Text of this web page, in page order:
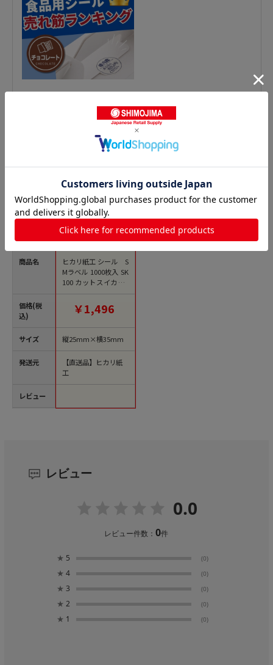
青果シールの人気商品との比較
商品名
価格(税
込)
サイズ
発送元
レビュー
ヒカリ紙工 シール S
Mラベル 1000枚入 SK
100 カットスイカ 1
袋（ご注文単位1袋）
￥1,496
縦25mm×横35mm
【直送品】ヒカリ紙
工
レビュー
0.0
レビュー件数：0件
★ 5 (0)
★ 4 (0)
★ 3 (0)
★ 2 (0)
★ 1 (0)